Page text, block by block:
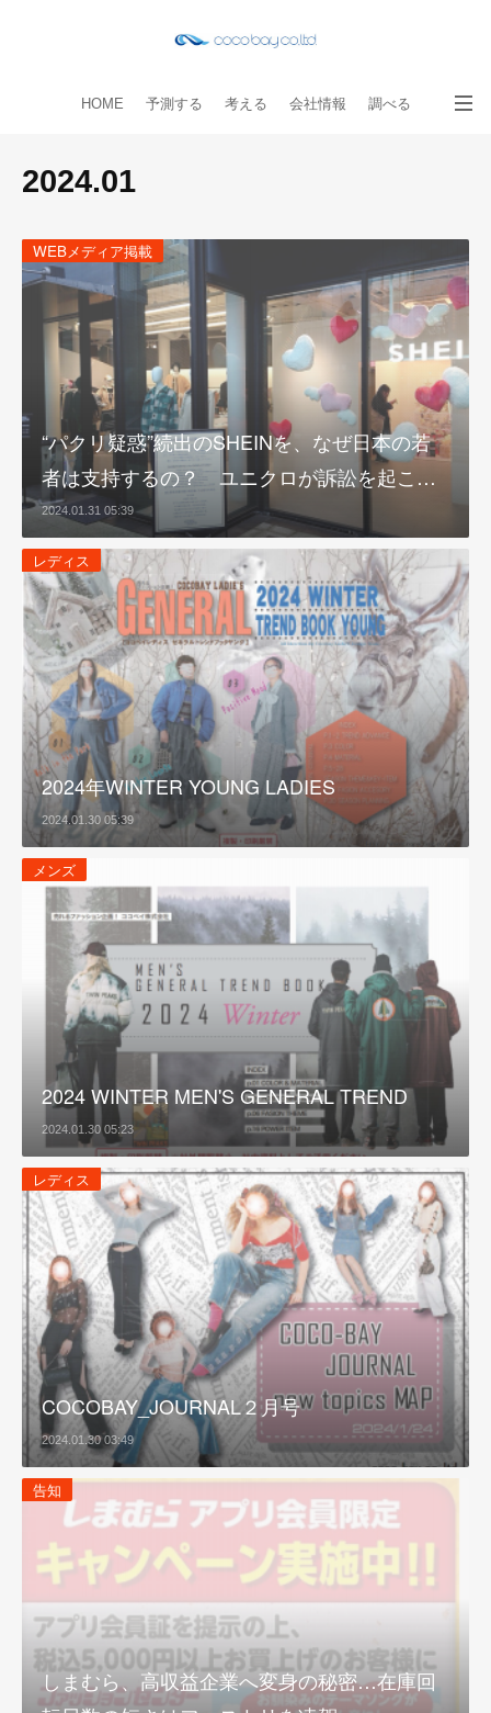
HOME 予測する 考える 会社情報 調べる
2024.01
WEBメディア掲載
“パクリ疑惑”続出のSHEINを、なぜ日本の若
者は支持するの？ ユニクロが訴訟を起こ…
2024.01.31 05:39
レディス
2024年WINTER YOUNG LADIES
2024.01.30 05:39
メンズ
2024 WINTER MEN'S GENERAL TREND
2024.01.30 05:23
レディス
COCOBAY_JOURNAL２月号
2024.01.30 03:49
告知
しまむら、高収益企業へ変身の秘密…在庫回